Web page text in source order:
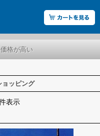
価格が高い
ョッピング
表示